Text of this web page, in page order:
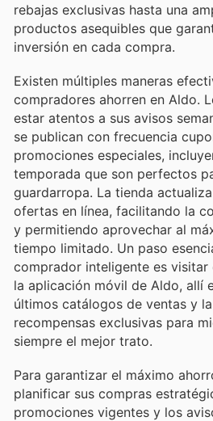
rebajas exclusivas hasta una
productos asequibles que
inversión en cada compra.
Existen múltiples maneras
compradores ahorren en Aldo.
estar atentos a sus avisos
se publican con frecuencia
promociones especiales,
temporada que son perfectos
guardarropa. La tienda
ofertas en línea, facilitando la
y permitiendo aprovechar al
tiempo limitado. Un paso
comprador inteligente es
la aplicación móvil de Aldo, allí
últimos catálogos de ventas y
recompensas exclusivas para
siempre el mejor trato.
Para garantizar el máximo
planificar sus compras
promociones vigentes y los